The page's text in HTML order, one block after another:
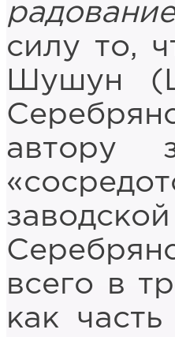
силу то,
Шушун
автору
всего в
как